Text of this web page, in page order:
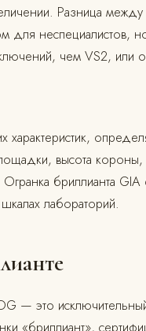
Разница между
неспециалистов,
чем VS2, или
высота короны,
бриллианта
лабораторий.
— это
«бриллиант»,